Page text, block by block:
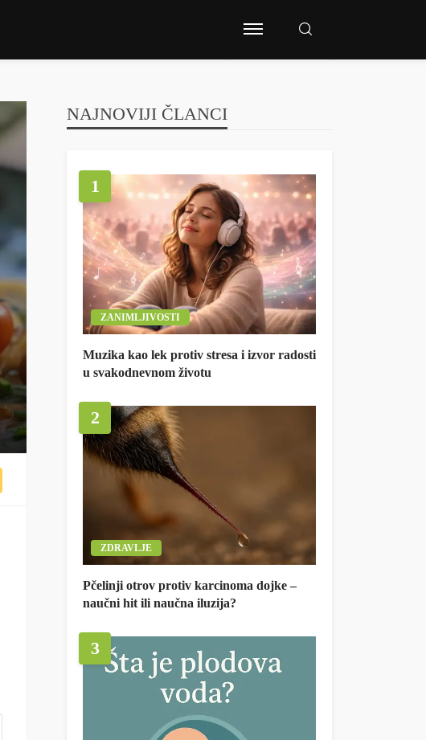
NAJNOVIJI ČLANCI
1
ZANIMLJIVOSTI
Muzika kao lek protiv stresa i izvor radosti
u svakodnevnom životu
2
ZDRAVLJE
Pčelinji otrov protiv karcinoma dojke –
naučni hit ili naučna iluzija?
3